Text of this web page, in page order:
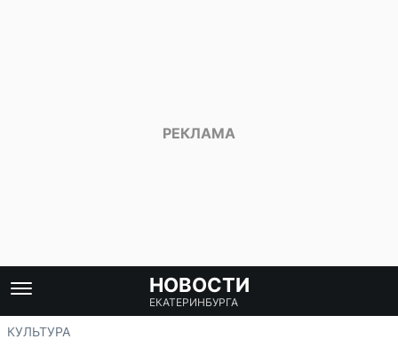
НОВОСТИ
ЕКАТЕРИНБУРГА
КУЛЬТУРА